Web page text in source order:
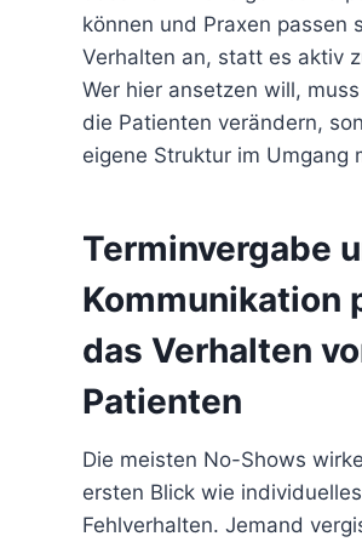
können und Praxen passen
Verhalten an, statt es aktiv
Wer hier ansetzen will,
die Patienten verändern,
eigene Struktur im Umgang
Terminvergabe
Kommunikation
das Verhalten
Patienten
Die meisten No-Shows
ersten Blick wie individuelles
Fehlverhalten. Jemand